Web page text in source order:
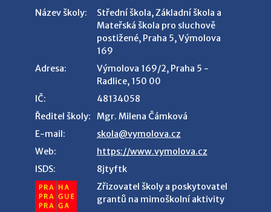
Název školy:
Střední škola, Základní škola a
Mateřská škola pro sluchově
postižené, Praha 5, Výmolova
169
Adresa:
Výmolova 169/2, Praha 5 -
Radlice, 150 00
IČ:
48134058
Ředitel školy:
Mgr. Milena Čámková
E-mail:
skola@vymolova.cz
Web:
https://www.vymolova.cz
ISDS:
8jtyftk
Zřizovatel školy a poskytovatel
grantů na mimoškolní aktivity